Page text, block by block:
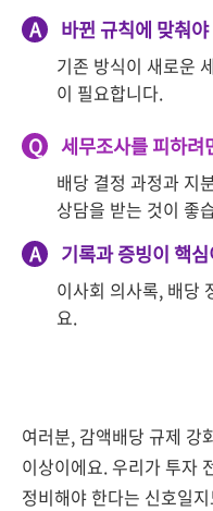
A 바뀐 규칙에 맞춰
기존 방식이 새로운
이 필요합니다.
Q 세무조사를 피하려
배당 결정 과정과 지
상담을 받는 것이 좋
A 기록과 증빙이 핵
이사회 의사록, 배당
요.
여러분, 감액배당 규제 강
이상이에요. 우리가 투자
정비해야 한다는 신호일